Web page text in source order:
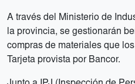
A través del Ministerio de
la provincia, se gestionarán
compras de materiales que
Tarjeta provista por Bancor.